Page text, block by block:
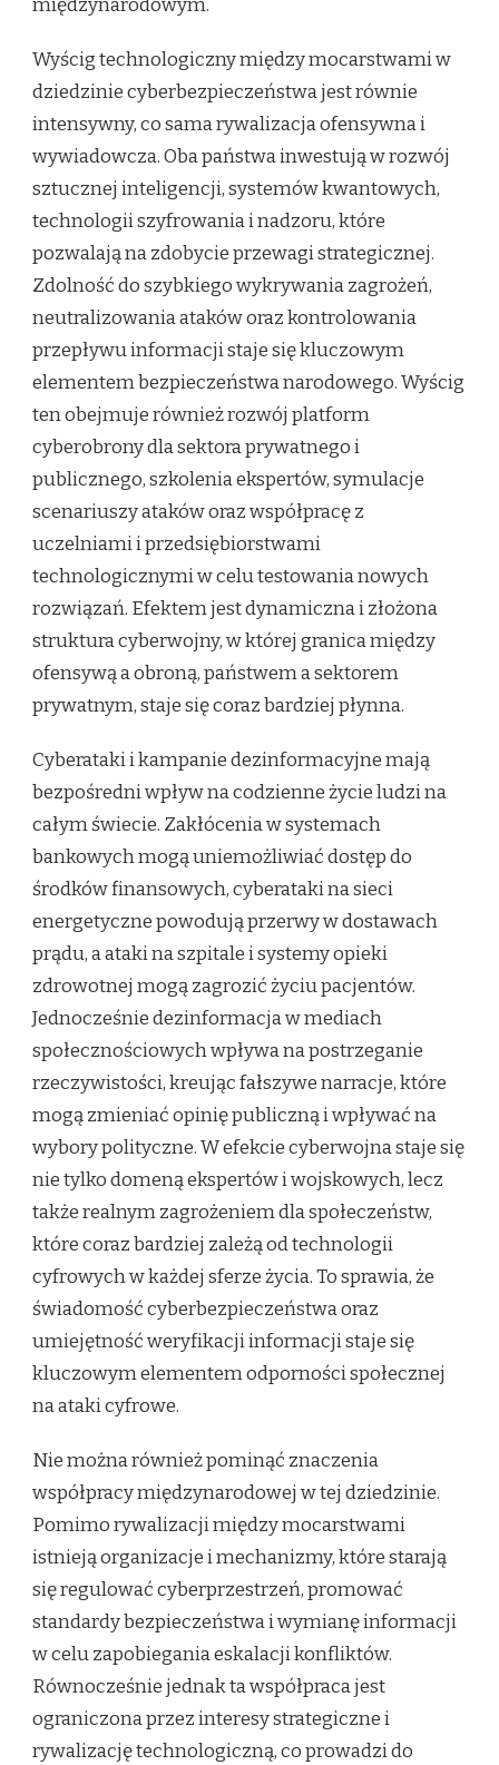
międzynarodowym.
Wyścig technologiczny między mocarstwami w
dziedzinie cyberbezpieczeństwa jest równie
intensywny, co sama rywalizacja ofensywna i
wywiadowcza. Oba państwa inwestują w rozwój
sztucznej inteligencji, systemów kwantowych,
technologii szyfrowania i nadzoru, które
pozwalają na zdobycie przewagi strategicznej.
Zdolność do szybkiego wykrywania zagrożeń,
neutralizowania ataków oraz kontrolowania
przepływu informacji staje się kluczowym
elementem bezpieczeństwa narodowego. Wyścig
ten obejmuje również rozwój platform
cyberobrony dla sektora prywatnego i
publicznego, szkolenia ekspertów, symulacje
scenariuszy ataków oraz współpracę z
uczelniami i przedsiębiorstwami
technologicznymi w celu testowania nowych
rozwiązań. Efektem jest dynamiczna i złożona
struktura cyberwojny, w której granica między
ofensywą a obroną, państwem a sektorem
prywatnym, staje się coraz bardziej płynna.
Cyberataki i kampanie dezinformacyjne mają
bezpośredni wpływ na codzienne życie ludzi na
całym świecie. Zakłócenia w systemach
bankowych mogą uniemożliwiać dostęp do
środków finansowych, cyberataki na sieci
energetyczne powodują przerwy w dostawach
prądu, a ataki na szpitale i systemy opieki
zdrowotnej mogą zagrozić życiu pacjentów.
Jednocześnie dezinformacja w mediach
społecznościowych wpływa na postrzeganie
rzeczywistości, kreując fałszywe narracje, które
mogą zmieniać opinię publiczną i wpływać na
wybory polityczne. W efekcie cyberwojna staje się
nie tylko domeną ekspertów i wojskowych, lecz
także realnym zagrożeniem dla społeczeństw,
które coraz bardziej zależą od technologii
cyfrowych w każdej sferze życia. To sprawia, że
świadomość cyberbezpieczeństwa oraz
umiejętność weryfikacji informacji staje się
kluczowym elementem odporności społecznej
na ataki cyfrowe.
Nie można również pominąć znaczenia
współpracy międzynarodowej w tej dziedzinie.
Pomimo rywalizacji między mocarstwami
istnieją organizacje i mechanizmy, które starają
się regulować cyberprzestrzeń, promować
standardy bezpieczeństwa i wymianę informacji
w celu zapobiegania eskalacji konfliktów.
Równocześnie jednak ta współpraca jest
ograniczona przez interesy strategiczne i
rywalizację technologiczną, co prowadzi do